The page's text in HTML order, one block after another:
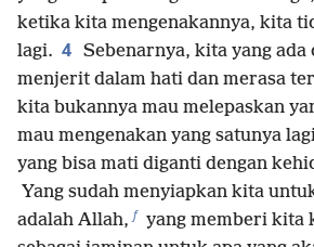
ketika kita mengenakannya, kita
lagi. 4 Sebenarnya, kita yang
menjerit dalam hati dan merasa
kita bukannya mau melepaskan
mau mengenakan yang satunya
yang bisa mati diganti dengan
Yang sudah menyiapkan kita
adalah Allah, f yang memberi kita